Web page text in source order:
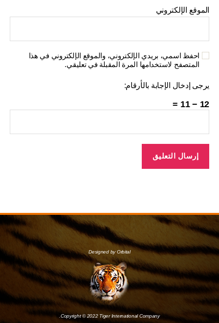
الموقع الإلكتروني
احفظ اسمي، بريدي الإلكتروني، والموقع الإلكتروني في هذا
المتصفح لاستخدامها المرة المقبلة في تعليقي.
يرجى إدخال الإجابة بالأرقام:
12 − 11 =
Designed by Orbital
Copyright © 2022 Tiger International Company.